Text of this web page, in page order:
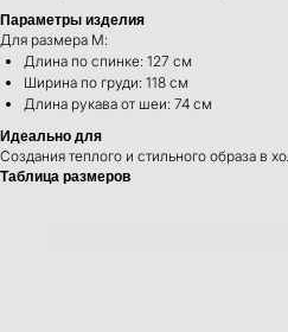
Параметры изделия
Для размера М:
Длина по спинке: 127 см
Ширина по груди: 118 см
Длина рукава от шеи: 74 см
Идеально для
Создания теплого и стильного образа в
Таблица размеров